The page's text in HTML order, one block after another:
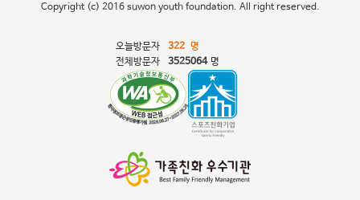
Copyright (c) 2016 suwon youth foundation. All right reserved.
오늘방문자 322 명
전체방문자
3525064명